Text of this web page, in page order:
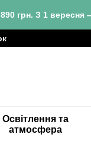
грн. З 1 вересня
Освітлення та
атмосфера